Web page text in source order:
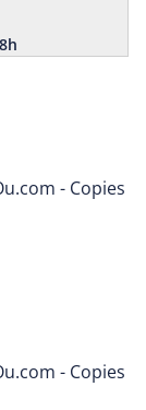
- Copies
- Copies